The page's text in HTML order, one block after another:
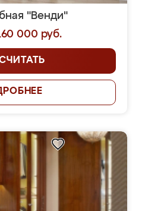
"Венди"
000 руб.